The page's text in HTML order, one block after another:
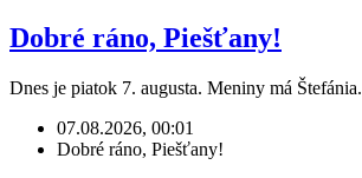
Dobré ráno, Piešťany!
Dnes je piatok 7. augusta. Meniny má Štefánia.
07.08.2026, 00:01
Dobré ráno, Piešťany!